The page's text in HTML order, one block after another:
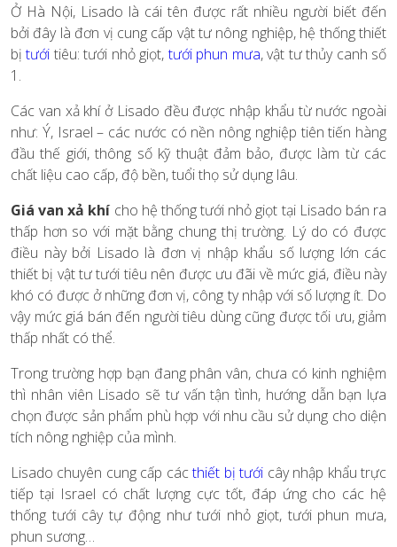
Ở Hà Nội, Lisado là cái tên được rất nhiều người biết đến
bởi đây là đơn vị cung cấp vật tư nông nghiệp, hệ thống thiết
bịtưới tiêu: tưới nhỏ giọt,tưới phun mưa, vật tư thủy canh số
1.
Các van xả khí ở Lisado đều được nhập khẩu từ nước ngoài
như: Ý, Israel – các nước có nền nông nghiệp tiên tiến hàng
đầu thế giới, thông số kỹ thuật đảm bảo, được làm từ các
chất liệu cao cấp, độ bền, tuổi thọ sử dụng lâu.
Giá van xả khí cho hệ thống tưới nhỏ giọt tại Lisado bán ra
thấp hơn so với mặt bằng chung thị trường. Lý do có được
điều này bởi Lisado là đơn vị nhập khẩu số lượng lớn các
thiết bị vật tư tưới tiêu nên được ưu đãi về mức giá, điều này
khó có được ở những đơn vị, công ty nhập với số lượng ít. Do
vậy mức giá bán đến người tiêu dùng cũng được tối ưu, giảm
thấp nhất có thể.
Trong trường hợp bạn đang phân vân, chưa có kinh nghiệm
thì nhân viên Lisado sẽ tư vấn tận tình, hướng dẫn bạn lựa
chọn được sản phẩm phù hợp với nhu cầu sử dụng cho diện
tích nông nghiệp của mình.
Lisado chuyên cung cấp cácthiết bị tưới cây nhập khẩu trực
tiếp tại Israel có chất lượng cực tốt, đáp ứng cho các hệ
thống tưới cây tự động như tưới nhỏ giọt, tưới phun mưa,
phun sương…